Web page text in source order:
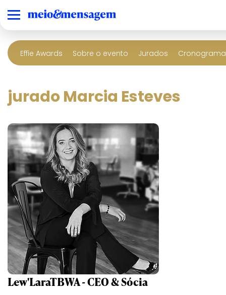
Effie Awards Sobre o evento Jurados
jurado Marcia Esteves
Lew'LaraTBWA - CEO & Sócia